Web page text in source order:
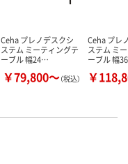
Ceha プレノデスクシ
ステム ミーティングテ
ーブル 幅24…
￥79,800～（税込）
Ceha プレ
ステム ミ
ーブル 幅
￥